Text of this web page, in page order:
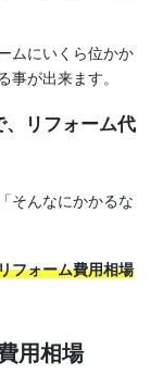
ムにいくら位かか
事が出来ます。
、リフォーム代
そんなにかかるな
フォーム費用相場
用相場